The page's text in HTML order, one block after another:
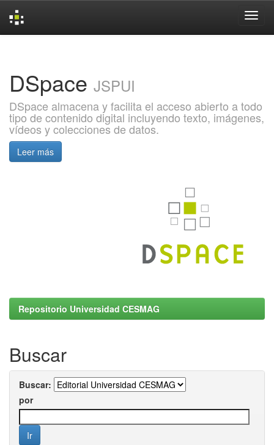
DSpace JSPUI
DSpace almacena y facilita el acceso abierto a todo
tipo de contenido digital incluyendo texto, imágenes,
vídeos y colecciones de datos.
Leer más
Repositorio Universidad CESMAG
Buscar
Buscar:
por